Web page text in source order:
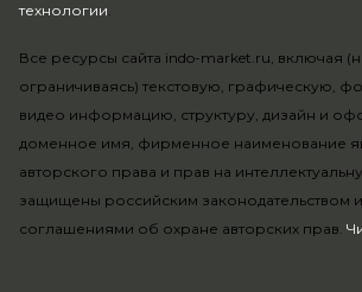
технологии.
Все ресурсы сайта indo-market.ru, включая
ограничиваясь) текстовую, графическую,
видео информацию, структуру, дизайн и
доменное имя, фирменное наименование
авторского права и прав на
защищены российским законодательством
соглашениями об охране авторских прав.